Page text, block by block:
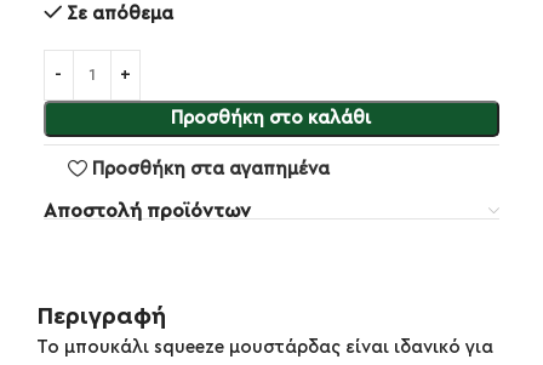
Σε απόθεμα
Προσθήκη στο καλάθι
Προσθήκη στα αγαπημένα
Αποστολή προϊόντων
Περιγραφή
Το μπουκάλι squeeze μουστάρδας είναι ιδανικό για